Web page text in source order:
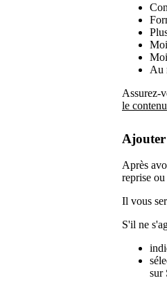
Au
Assurez-
le contenu
Ajouter
Après
reprise
Il vous
S'il ne
sur